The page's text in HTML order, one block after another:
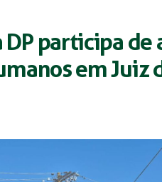
participa de
em Juiz